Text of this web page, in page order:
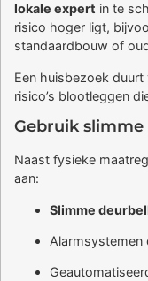
lokale expert in te
risico hoger ligt,
standaardbouw of
Een huisbezoek
risico’s blootleggen
Gebruik
Naast fysieke
aan:
Slimme
Alarmsystemen